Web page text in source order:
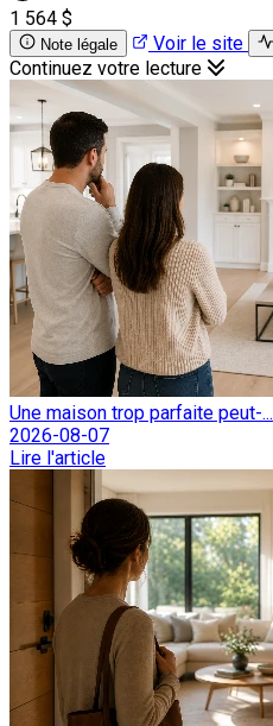
1 564 $
Note légale Voir le site
Continuez votre lecture
Une maison trop parfaite peut-...
2026-08-07
Lire l'article